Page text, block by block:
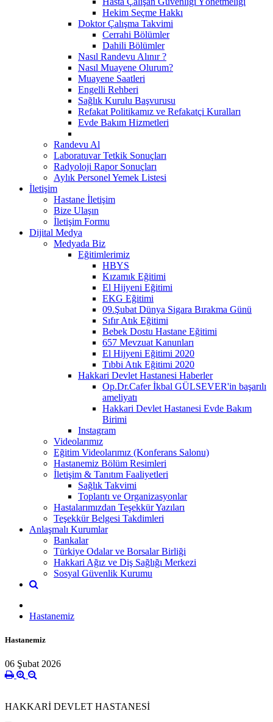
Hekim Seçme Hakkı
Doktor Çalışma Takvimi
Cerrahi Bölümler
Dahili Bölümler
Nasıl Randevu Alınır ?
Nasıl Muayene Olurum?
Muayene Saatleri
Engelli Rehberi
Sağlık Kurulu Başvurusu
Refakat Politikamız ve Refakatçi Kuralları
Evde Bakım Hizmetleri
Randevu Al
Laboratuvar Tetkik Sonuçları
Radyoloji Rapor Sonuçları
Aylık Personel Yemek Listesi
İletişim
Hastane İletişim
Bize Ulaşın
İletişim Formu
Dijital Medya
Medyada Biz
Eğitimlerimiz
HBYS
Kızamık Eğitimi
El Hijyeni Eğitimi
EKG Eğitimi
09.Şubat Dünya Sigara Bırakma Günü
Sıfır Atık Eğitimi
Bebek Dostu Hastane Eğitimi
657 Mevzuat Kanunları
El Hijyeni Eğitimi 2020
Tıbbi Atık Eğitimi 2020
Hakkari Devlet Hastanesi Haberler
Op.Dr.Cafer İkbal GÜLSEVER'in başarılı
ameliyatı
Hakkari Devlet Hastanesi Evde Bakım
Birimi
Instagram
Videolarımız
Eğitim Videolarımız (Konferans Salonu)
Hastanemiz Bölüm Resimleri
İletişim & Tanıtım Faaliyetleri
Sağlık Takvimi
Toplantı ve Organizasyonlar
Hastalarımızdan Teşekkür Yazıları
Teşekkür Belgesi Takdimleri
Anlaşmalı Kurumlar
Bankalar
Türkiye Odalar ve Borsalar Birliği
Hakkari Ağız ve Diş Sağlığı Merkezi
Sosyal Güvenlik Kurumu
Hastanemiz
Hastanemiz
06 Şubat 2026
HAKKARİ DEVLET HASTANESİ